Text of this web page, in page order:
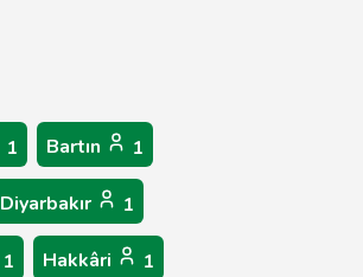
1 Bartın 1
Diyarbakır 1
1 Hakkâri 1